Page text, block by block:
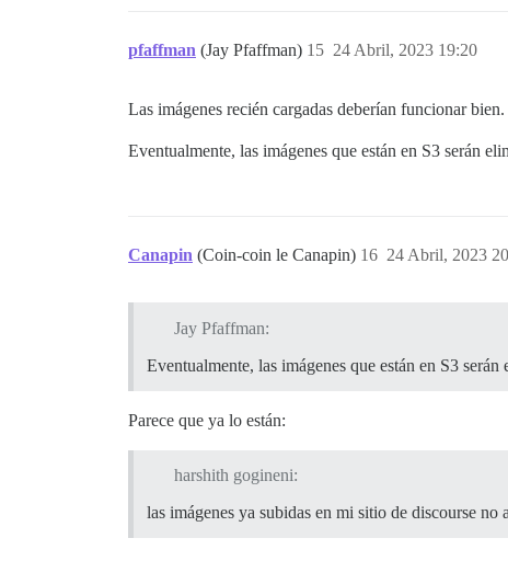
pfaffman (Jay Pfaffman) 24 Abril, 2023 19:20
15
Las imágenes recién cargadas deberían funcionar
Eventualmente, las imágenes que están en S3 serán
Canapin (Coin-coin le Canapin) 24 Abril, 2023
16
Jay Pfaffman:
Eventualmente, las imágenes que están en S3 serán
Parece que ya lo están:
harshith gogineni:
las imágenes ya subidas en mi sitio de discourse no